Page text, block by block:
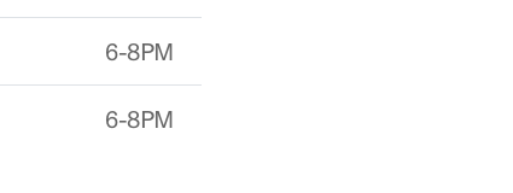
6-8PM
6-8PM